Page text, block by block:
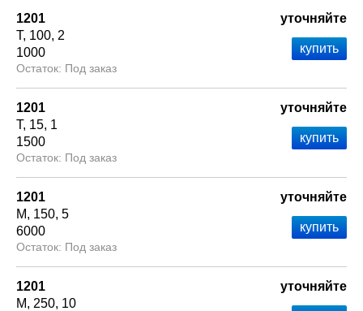
1201
Т 100 2
1000
Под заказ
уточняйте
1201
Т 15 1
1500
Под заказ
уточняйте
1201
М
150 5
6000
Под заказ
уточняйте
1201
М
250 10
уточняйте